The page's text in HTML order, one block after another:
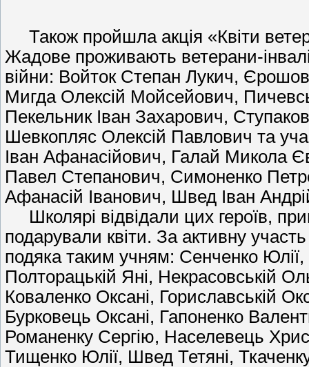
Також пройшла акція «Квіти
Жадове проживають ветерани-
війни: Войток Степан Лукич,
Мигда Олексій Мойсейович,
Пекельник Іван Захарович,
Шевкопляс Олексій Павлович та
Іван Афанасійович, Галай Микола
Павел Степанович, Симоненко
Афанасій Іванович, Швед Іван
Школярі відвідали цих героїв,
подарували квіти. За активну
подяка таким учням: Сенченко Юлії,
Полторацькій Яні, Некрасовській
Коваленко Оксані, Гориславській
Бурковець Оксані, Гапоненко
Романенку Сергію, Населевець
Тищенко Юлії, Швед Тетяні,